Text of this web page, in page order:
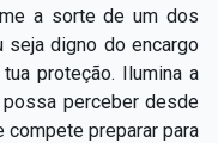
a sorte de um dos
seja digno do encargo
proteção. Ilumina a
perceber desde
preparar para